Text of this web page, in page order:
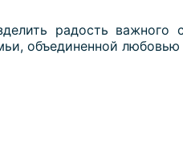
радость
объединенной